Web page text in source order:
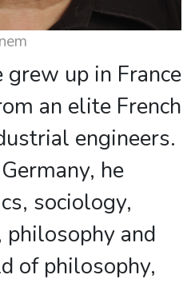
up in France
an elite French
engineers.
he
sociology,
and
of philosophy,